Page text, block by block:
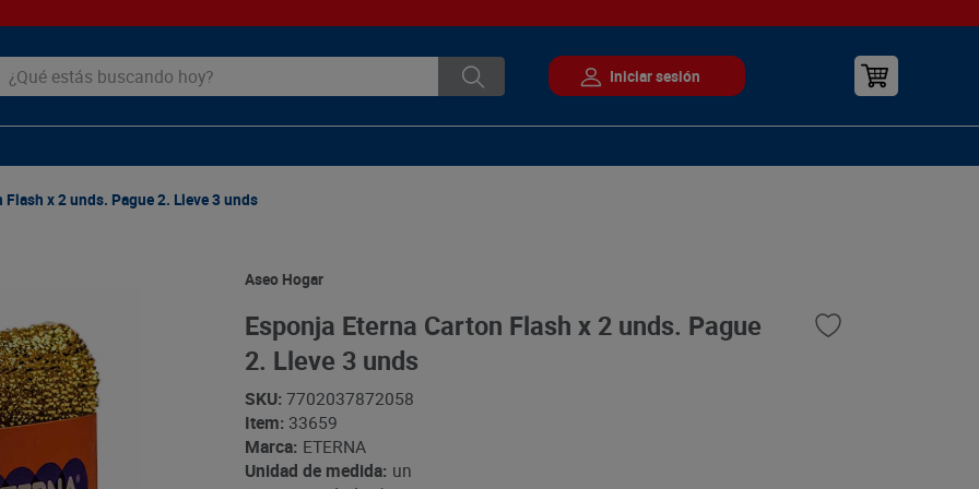
estás buscando hoy?
Flash x 2 unds. Pague 2. Lleve 3 unds
Aseo Hogar
Esponja Eterna Carton Flash x 2 unds. Pague
2. Lleve 3 unds
SKU: 7702037872058
Item: 33659
Marca: ETERNA
Unidad de medida: un